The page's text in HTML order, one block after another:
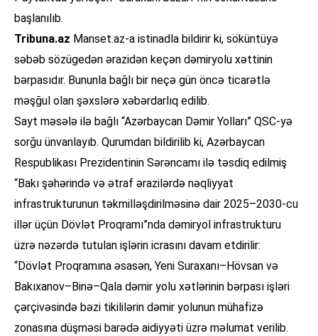
başlanılıb.
Tribuna.az Manset.az-a istinadla bildirir ki, söküntüyə
səbəb sözügedən ərazidən keçən dəmiryolu xəttinin
bərpasıdır. Bununla bağlı bir neçə gün öncə ticarətlə
məşğul olan şəxslərə xəbərdarlıq edilib.
Sayt məsələ ilə bağlı “Azərbaycan Dəmir Yolları” QSC-yə
sorğu ünvanlayıb. Qurumdan bildirilib ki, Azərbaycan
Respublikası Prezidentinin Sərəncamı ilə təsdiq edilmiş
“Bakı şəhərində və ətraf ərazilərdə nəqliyyat
infrastrukturunun təkmilləşdirilməsinə dair 2025–2030-cu
illər üçün Dövlət Proqramı”nda dəmiryol infrastrukturu
üzrə nəzərdə tutulan işlərin icrasını davam etdirilir:
“Dövlət Proqramına əsasən, Yeni Suraxanı–Hövsan və
Bakıxanov–Binə–Qala dəmir yolu xətlərinin bərpası işləri
çərçivəsində bəzi tikililərin dəmir yolunun mühafizə
zonasına düşməsi barədə aidiyyəti üzrə məlumat verilib.